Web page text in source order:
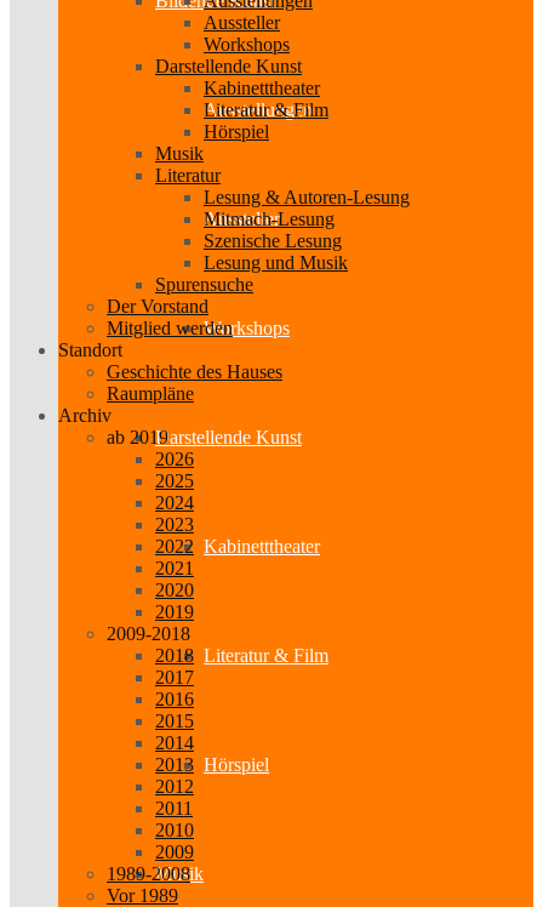
Ausstellungen
Aussteller
Workshops
Darstellende Kunst
Kabinetttheater
Literatur & Film
Hörspiel
Musik
Aussteller
Workshops
Darstellende Kunst
Kabinetttheater
Literatur & Film
Hörspiel
Musik
Literatur
Lesung & Autoren-Lesung
Mitmach-Lesung
Szenische Lesung
Lesung und Musik
Spurensuche
Der Vorstand
Mitglied werden
Standort
Geschichte des Hauses
Raumpläne
Archiv
ab 2019
2026
2025
2024
2023
2022
2021
2020
2019
2009-2018
2018
2017
2016
2015
2014
2013
2012
2011
2010
2009
1989-2008
Vor 1989